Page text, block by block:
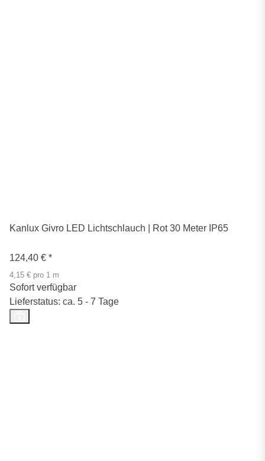
Kanlux Givro LED Lichtschlauch | Rot 30 Meter IP65
124,40 € *
4,15 € pro 1 m
Sofort verfügbar
Lieferstatus: ca. 5 - 7 Tage